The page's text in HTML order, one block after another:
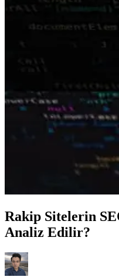
Rakip Sitelerin
Analiz Edilir?